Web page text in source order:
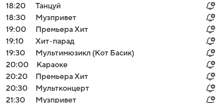
18:20
Танцуй
18:30
Музпривет
19:00
Премьера Хит
19:10
Хит-парад
19:30
Мультимюзикл (Кот Басик)
20:00
Караоке
20:20
Премьера Хит
20:30
Мультконцерт
21:30
Музпривет